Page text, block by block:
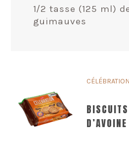
1/2 tasse (125 ml)
guimauves
CÉLÉBRATION
D’AVOINE